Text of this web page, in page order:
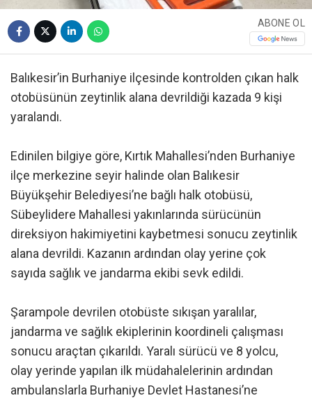
ABONE OL
Balıkesir’in Burhaniye ilçesinde kontrolden çıkan halk
otobüsünün zeytinlik alana devrildiği kazada 9 kişi
yaralandı.
Edinilen bilgiye göre, Kırtık Mahallesi’nden Burhaniye
ilçe merkezine seyir halinde olan Balıkesir
Büyükşehir Belediyesi’ne bağlı halk otobüsü,
Sübeylidere Mahallesi yakınlarında sürücünün
direksiyon hakimiyetini kaybetmesi sonucu zeytinlik
alana devrildi. Kazanın ardından olay yerine çok
sayıda sağlık ve jandarma ekibi sevk edildi.
Şarampole devrilen otobüste sıkışan yaralılar,
jandarma ve sağlık ekiplerinin koordineli çalışması
sonucu araçtan çıkarıldı. Yaralı sürücü ve 8 yolcu,
olay yerinde yapılan ilk müdahalelerinin ardından
ambulanslarla Burhaniye Devlet Hastanesi’ne